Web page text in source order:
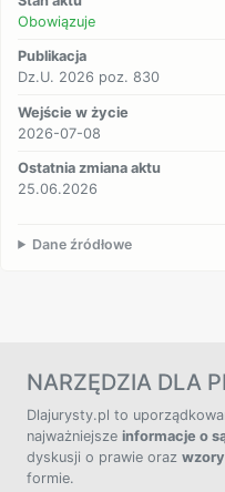
Obowiązuje
Publikacja
Dz.U. 2026 poz. 830
Wejście w życie
2026-07-08
Ostatnia zmiana aktu
25.06.2026
Dane źródłowe
NARZĘDZIA DLA
Dlajurysty.pl to
najważniejsze informacje o
dyskusji o prawie oraz
formie.